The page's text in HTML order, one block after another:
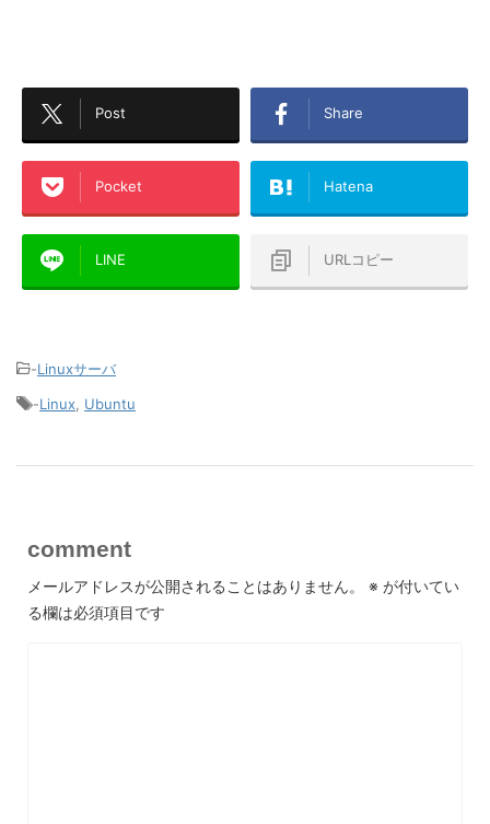
Post Share
Pocket Hatena
LINE URLコピー
-Linuxサーバ
-Linux Ubuntu
comment
メールアドレスが公開されることはありません。 ※ が付いてい
る欄は必須項目です